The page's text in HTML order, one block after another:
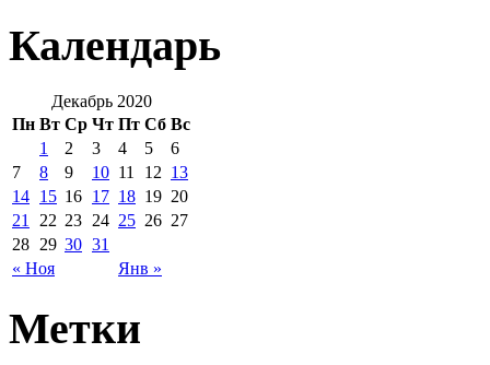
Календарь
Декабрь 2020
Пн Вт Ср Чт Пт Сб Вс
« Ноя Янв »
1 2 3 4 5
6
7
8 9 10 11 12 13
14 15 16 17 18 19 20
21
22 23 24 25 26 27
28 29 30 31
Метки